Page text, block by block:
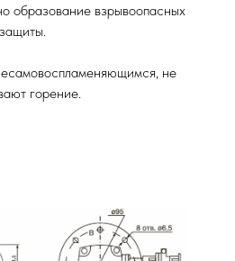
образование взрывоопасных
не
горение.